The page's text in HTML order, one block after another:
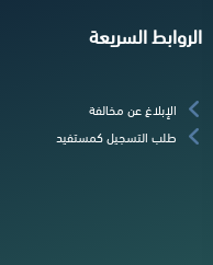
الروابط السريعة
الإبلاغ عن مخالفة
طلب التسجيل كمستفيد